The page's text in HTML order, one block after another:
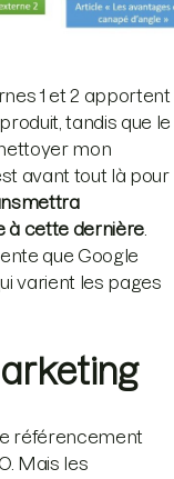
1 et 2 apportent
tandis que le
mon
avant tout là pour
à cette dernière
que Google
varient les pages
référencement
Mais les